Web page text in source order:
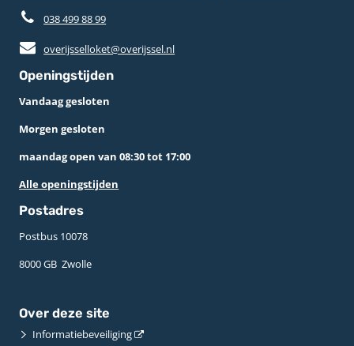
038 499 88 99
overijsselloket@overijssel.nl
Openingstijden
Vandaag gesloten
Morgen gesloten
maandag open van 08:30 tot 17:00
Alle openingstijden
Postadres
Postbus 10078 ­
8000 GB ­ Zwolle
Over deze site
Informatiebeveiliging